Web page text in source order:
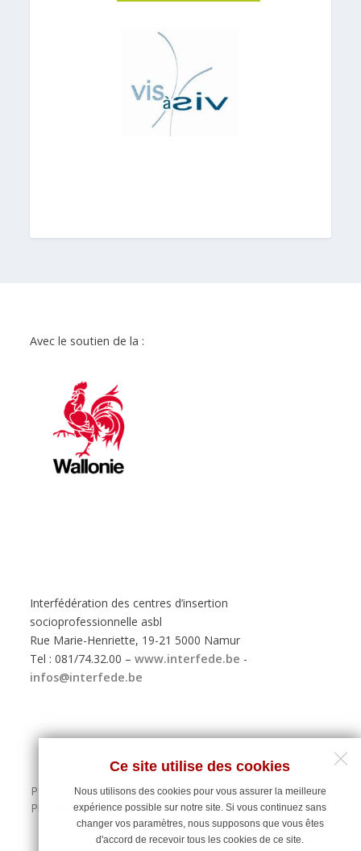
Ce site utilise des cookies
Nous utilisons des cookies pour vous assurer la meilleure
expérience possible sur notre site. Si vous continuez sans
changer vos paramètres, nous supposons que vous êtes
d'accord de recevoir tous les cookies de ce site.
Avec le soutien de la :
Interfédération des centres d’insertion
socioprofessionnelle asbl
Rue Marie-Henriette, 19-21 5000 Namur
Tel : 081/74.32.00 –www.interfede.be -
infos@interfede.be
Politique de protection des données personnelles
Plan du site